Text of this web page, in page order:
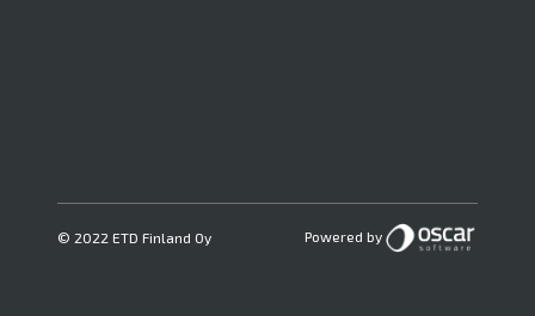
© 2022 ETD Finland Oy Powered by